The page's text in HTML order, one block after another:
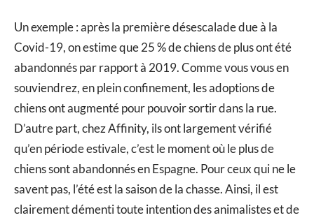
Un exemple : après la première désescalade due à la
Covid-19, on estime que 25 % de chiens de plus ont été
abandonnés par rapport à 2019. Comme vous vous en
souviendrez, en plein confinement, les adoptions de
chiens ont augmenté pour pouvoir sortir dans la rue.
D’autre part, chez Affinity, ils ont largement vérifié
qu’en période estivale, c’est le moment où le plus de
chiens sont abandonnés en Espagne. Pour ceux qui ne le
savent pas, l’été est la saison de la chasse. Ainsi, il est
clairement démenti toute intention des animalistes et de